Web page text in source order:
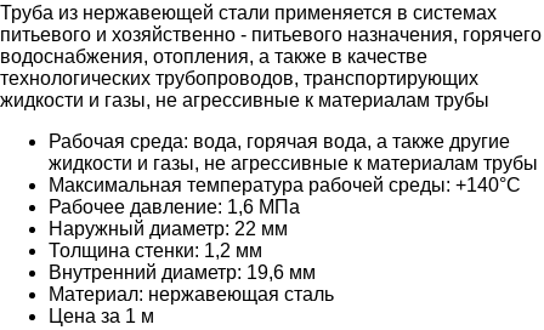
Труба из нержавеющей стали применяется в системах
питьевого и хозяйственно - питьевого назначения, горячего
водоснабжения, отопления, а также в качестве
технологических трубопроводов, транспортирующих
жидкости и газы, не агрессивные к материалам трубы
Рабочая среда: вода, горячая вода, а также другие
жидкости и газы, не агрессивные к материалам трубы
Максимальная температура рабочей среды: +140°C
Рабочее давление: 1,6 МПа
Наружный диаметр: 22 мм
Толщина стенки: 1,2 мм
Внутренний диаметр: 19,6 мм
Материал: нержавеющая сталь
Цена за 1 м